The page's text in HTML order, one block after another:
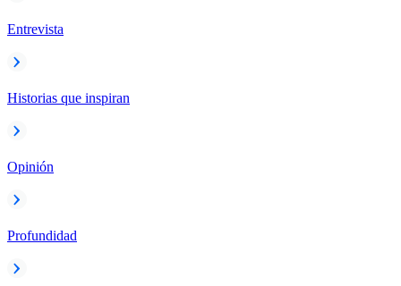
Entrevista
Historias que inspiran
Opinión
Profundidad